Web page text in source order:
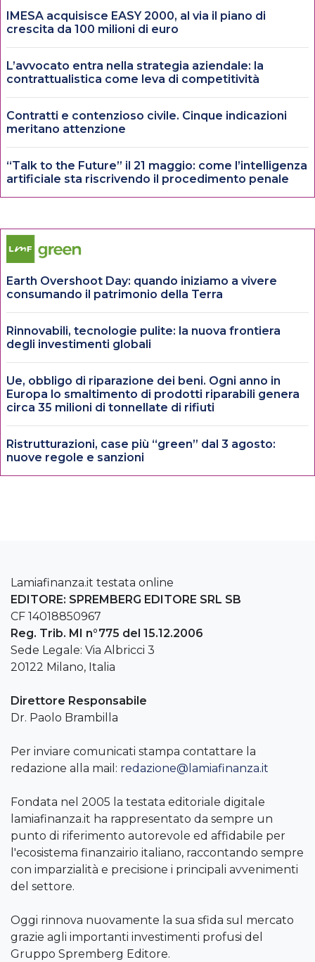
IMESA acquisisce EASY 2000, al via il piano di
crescita da 100 milioni di euro
L’avvocato entra nella strategia aziendale: la
contrattualistica come leva di competitività
Contratti e contenzioso civile. Cinque indicazioni
meritano attenzione
“Talk to the Future” il 21 maggio: come l’intelligenza
artificiale sta riscrivendo il procedimento penale
Earth Overshoot Day: quando iniziamo a vivere
consumando il patrimonio della Terra
Rinnovabili, tecnologie pulite: la nuova frontiera
degli investimenti globali
Ue, obbligo di riparazione dei beni. Ogni anno in
Europa lo smaltimento di prodotti riparabili genera
circa 35 milioni di tonnellate di rifiuti
Ristrutturazioni, case più “green” dal 3 agosto:
nuove regole e sanzioni
Lamiafinanza.it testata online
EDITORE: SPREMBERG EDITORE SRL SB
CF 14018850967
Reg. Trib. MI n°775 del 15.12.2006
Sede Legale: Via Albricci 3
20122 Milano, Italia
Direttore Responsabile
Dr. Paolo Brambilla
Per inviare comunicati stampa contattare la
redazione alla mail: redazione@lamiafinanza.it
Fondata nel 2005 la testata editoriale digitale
lamiafinanza.it ha rappresentato da sempre un
punto di riferimento autorevole ed affidabile per
l'ecosistema finanzairio italiano, raccontando sempre
con imparzialità e precisione i principali avvenimenti
del settore.
Oggi rinnova nuovamente la sua sfida sul mercato
grazie agli importanti investimenti profusi del
Gruppo Spremberg Editore.